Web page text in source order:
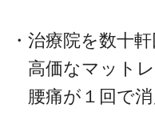
・治療院を数十
高価なマット
腰痛が１回で